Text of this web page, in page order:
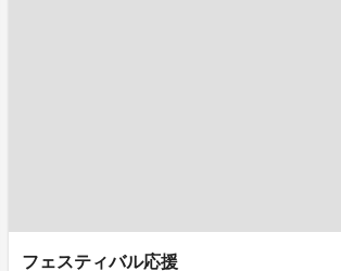
フェスティバル応援